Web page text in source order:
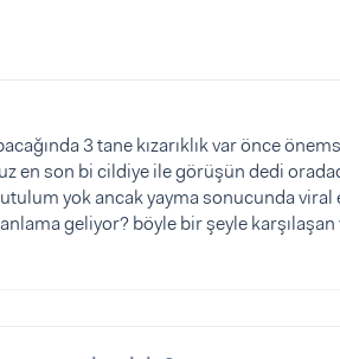
3 tane kızarıklık var önce
en son bi cildiye ile görüşün dedi
yok ancak yayma sonucunda viral
geliyor? böyle bir şeyle karşılaşan